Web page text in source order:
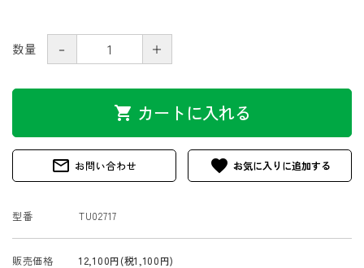
数量 － ＋
shopping_cart カートに入れる
mail_outline お問い合わせ favorite
型番 TU02717
販売価格 12,100円(税1,100円)